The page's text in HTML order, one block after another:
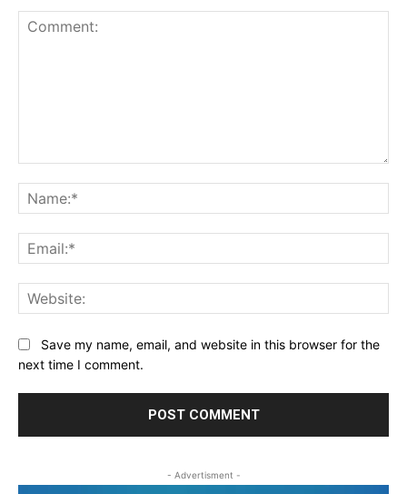
Save my name, email, and website in this browser for the
next time I comment.
- Advertisment -